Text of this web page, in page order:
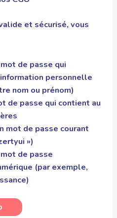
et sécurisé, vous
de passe qui
personnelle
nom ou prénom)
de passe qui contient au
mot de passe courant
»)
de passe
(par exemple,